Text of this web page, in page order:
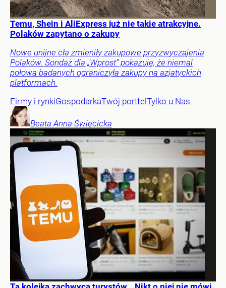
Temu, Shein i AliExpress już nie takie atrakcyjne.
Polaków zapytano o zakupy
Nowe unijne cła zmieniły zakupowe przyzwyczajenia
Polaków. Sondaż dla „Wprost” pokazuje, że niemal
połowa badanych ograniczyła zakupy na azjatyckich
platformach.
Firmy i rynkiGospodarkaTwój portfelTylko u Nas
Beata Anna Święcicka